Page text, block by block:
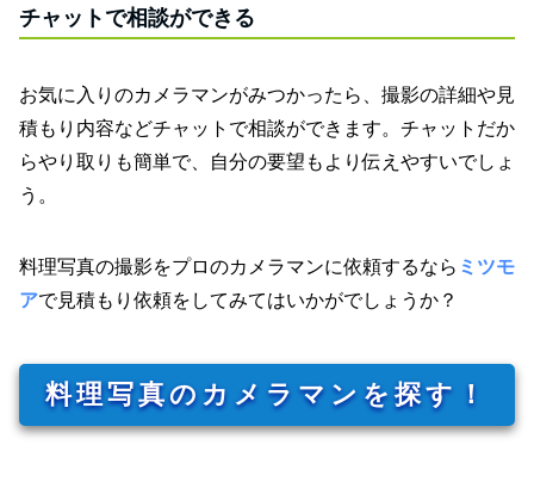
チャットで相談ができる
お気に入りのカメラマンがみつかったら、撮影の詳細や見
積もり内容などチャットで相談ができます。チャットだか
らやり取りも簡単で、自分の要望もより伝えやすいでしょ
う。
料理写真の撮影をプロのカメラマンに依頼するなら ミツモ
アで見積もり依頼をしてみてはいかがでしょうか？
料理写真のカメラマンを探す！